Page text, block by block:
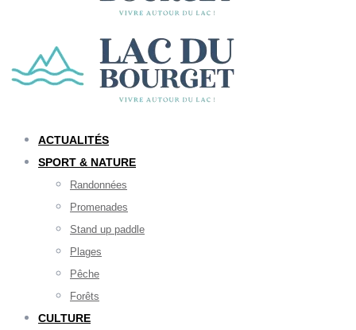
ACTUALITÉS
SPORT & NATURE
Randonnées
Promenades
Stand up paddle
Plages
Pêche
Forêts
CULTURE